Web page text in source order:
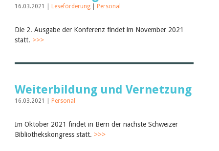
16.03.2021 | Leseförderung Personal
Die 2. Ausgabe der Konferenz findet im November 2021
statt. >>>
Weiterbildung und Vernetzung
16.03.2021 | Personal
Im Oktober 2021 findet in Bern der nächste Schweizer
Bibliothekskongress statt. >>>